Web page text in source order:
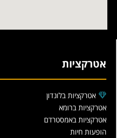
אטרקציות
אטרקציות בלונדון
אטרקציות ברומא
אטרקציות באמסטרדם
הופעות חיות